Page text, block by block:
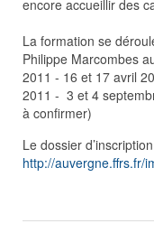
encore accueillir des
La formation se
Philippe Marcombes
2011 - 16 et 17 avril
2011 - 3 et 4
à confirmer)
Le dossier
http://auvergne.ffrs.fr/